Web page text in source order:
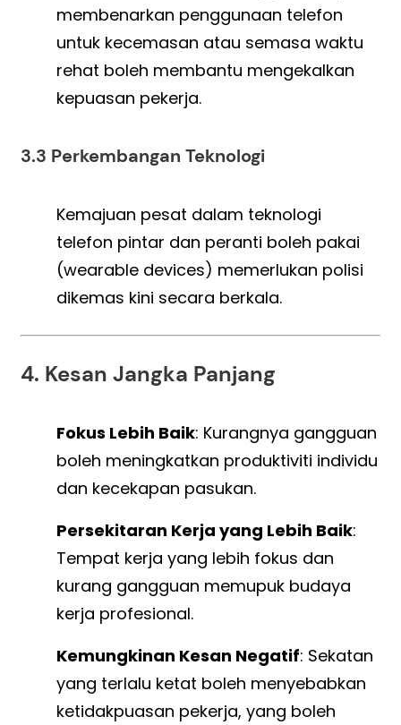
membenarkan penggunaan telefon
untuk kecemasan atau semasa waktu
rehat boleh membantu mengekalkan
kepuasan pekerja.
3.3 Perkembangan Teknologi
Kemajuan pesat dalam teknologi
telefon pintar dan peranti boleh pakai
(wearable devices) memerlukan polisi
dikemas kini secara berkala.
4. Kesan Jangka Panjang
Fokus Lebih Baik: Kurangnya gangguan
boleh meningkatkan produktiviti individu
dan kecekapan pasukan.
Persekitaran Kerja yang Lebih Baik:
Tempat kerja yang lebih fokus dan
kurang gangguan memupuk budaya
kerja profesional.
Kemungkinan Kesan Negatif: Sekatan
yang terlalu ketat boleh menyebabkan
ketidakpuasan pekerja, yang boleh